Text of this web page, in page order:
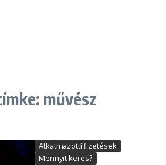
művész
Alkalmazotti fizetések
Mennyit keres?